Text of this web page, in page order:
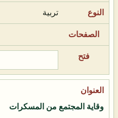
تربية
وقاية المجتمع من المسكرات